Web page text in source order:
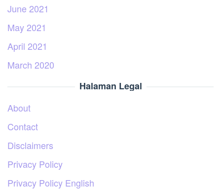
June 2021
May 2021
April 2021
March 2020
Halaman Legal
About
Contact
Disclaimers
Privacy Policy
Privacy Policy English